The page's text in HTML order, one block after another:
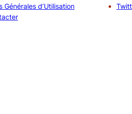
Générales d’Utilisation